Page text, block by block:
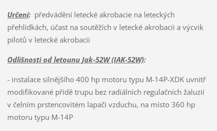
Určení:předvádění letecké akrobacie na leteckých
přehlídkách, účast na soutěžích v letecké akrobacii a výcvik
pilotů v letecké akrobacii
Odlišnosti od letounu Jak-52W (IAK-52W):
- instalace silnějšího 400 hp motoru typu M-14P-XDK uvnitř
modifikované přídě trupu bez radiálních regulačních žaluzií
v čelním prstencovitém lapači vzduchu, na místo 360 hp
motoru typu M-14P